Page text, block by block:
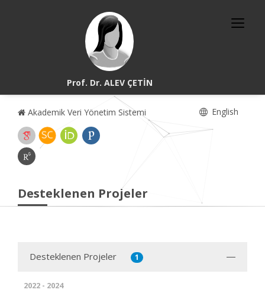
Prof. Dr. ALEV ÇETİN
Akademik Veri Yönetim Sistemi English
Desteklenen Projeler
Desteklenen Projeler 1
2022 - 2024